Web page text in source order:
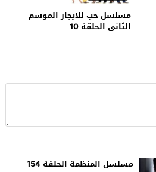
مسلسل حب للايجار الموسم
الثاني الحلقة 10
مسلسل المنظمة الحلقة 154